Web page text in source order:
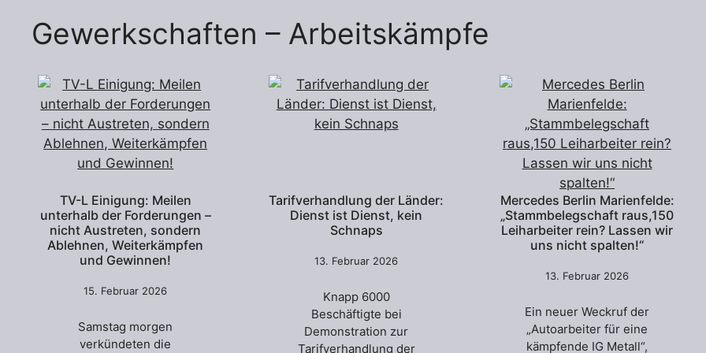
Gewerkschaften – Arbeitskämpfe
TV-L Einigung: Meilen
unterhalb der Forderungen –
nicht Austreten, sondern
Ablehnen, Weiterkämpfen
und Gewinnen!
15. Februar 2026
Samstag morgen
verkündeten die
Tarifverhandlung der Länder:
Dienst ist Dienst, kein
Schnaps
13. Februar 2026
Knapp 6000
Beschäftigte bei
Demonstration zur
Tarifverhandlung der
Mercedes Berlin Marienfelde:
„Stammbelegschaft raus,150
Leiharbeiter rein? Lassen wir
uns nicht spalten!“
13. Februar 2026
Ein neuer Weckruf der
„Autoarbeiter für eine
kämpfende IG Metall“,